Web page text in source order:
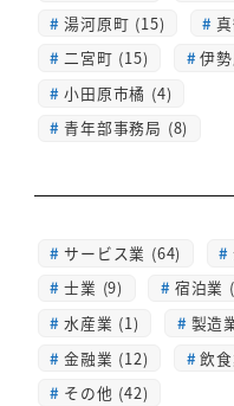
湯河原町 (15)
二宮町 (15)
伊
小田原市橘 (4)
青年部事務局 (8)
サービス業 (64)
士業 (9)
宿泊業
水産業 (1)
製造
金融業 (12)
飲
その他 (42)